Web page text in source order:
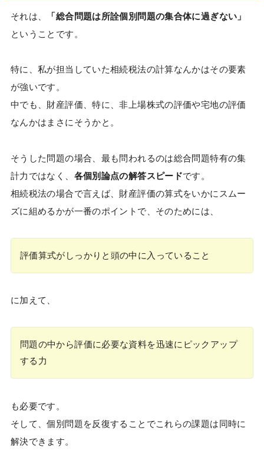
それは、
「総合問題は所詮個別問題の集合体に過ぎない」
ということです。
特に、私が担当していた相続税法の計算なんかはその要素
が強いです。
中でも、財産評価、特に、非上場株式の評価や宅地の評価
なんかはまさにそうかと。
そうした問題の場合、最も問われるのは総合問題特有の集
計力ではなく、 各個別論点の解答スピードです。
相続税法の場合で言えば、財産評価の算式をいかにスムー
ズに組めるかが一番のポイントで、そのためには、
評価算式がしっかりと頭の中に入っていること
に加えて、
問題の中から評価に必要な資料を迅速にピックアップ
する力
も必要です。
そして、個別問題を反復することでこれらの課題は同時に
解決できます。